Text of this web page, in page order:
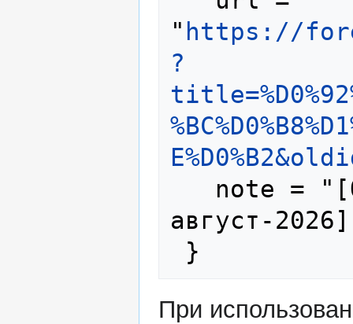
" https://
?
август-
При